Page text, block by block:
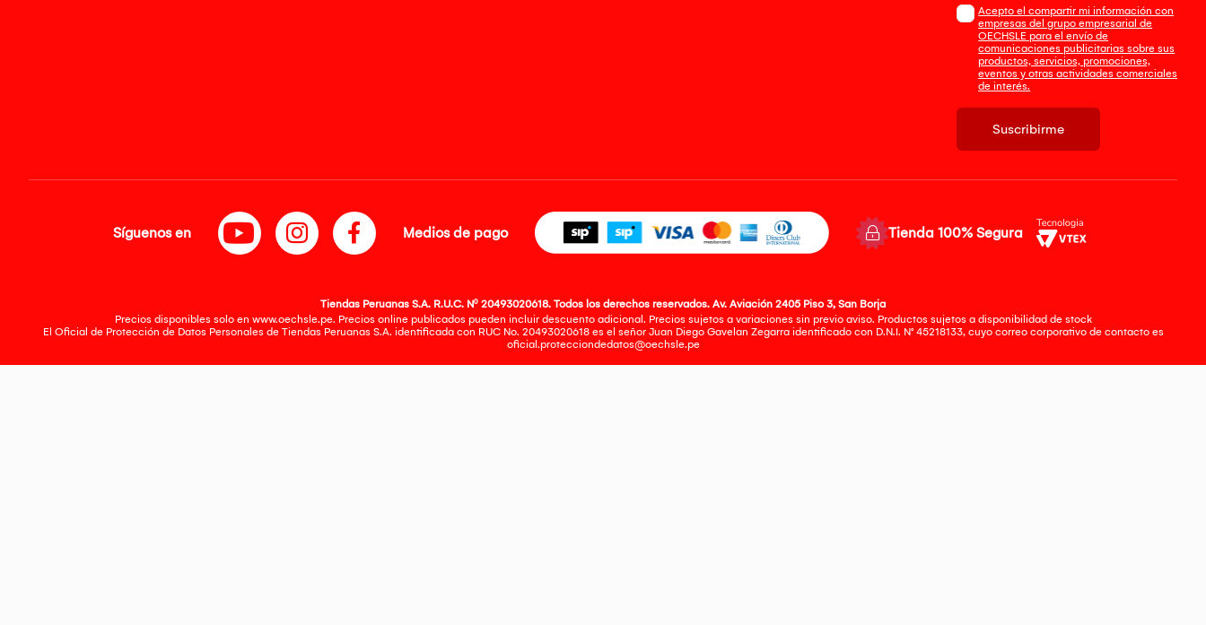
Acepto el compartir mi información con
empresas del grupo empresarial de
OECHSLE para el envío de
comunicaciones publicitarias sobre sus
productos, servicios, promociones,
eventos y otras actividades comerciales
de interés.
Suscribirme
Síguenos en Medios de pago Tienda 100% Segura
Tiendas Peruanas S.A. R.U.C. Nº 20493020618. Todos los derechos reservados. Av. Aviación 2405 Piso 3, San Borja
Precios disponibles solo en www.oechsle.pe. Precios online publicados pueden incluir descuento adicional. Precios sujetos a variaciones sin previo aviso. Productos sujetos a disponibilidad de stock
El Oficial de Protección de Datos Personales de Tiendas Peruanas S.A. identificada con RUC No. 20493020618 es el señor Juan Diego Gavelan Zegarra identificado con D.N.I. N° 45218133, cuyo correo corporativo de contacto es
oficial.protecciondedatos@oechsle.pe